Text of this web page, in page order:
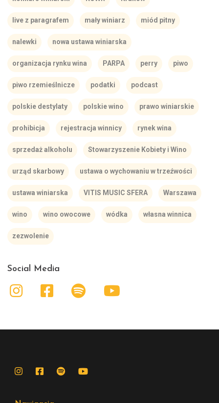
live z paragrafem mały winiarz miód pitny
nalewki nowa ustawa winiarska
organizacja rynku wina PARPA perry piwo
piwo rzemieślnicze podatki podcast
polskie destylaty polskie wino prawo winiarskie
prohibicja rejestracja winnicy rynek wina
sprzedaż alkoholu Stowarzyszenie Kobiety i Wino
urząd skarbowy ustawa o wychowaniu w trzeźwości
ustawa winiarska VITIS MUSIC SFERA Warszawa
wino wino owocowe wódka własna winnica
zezwolenie
Social Media